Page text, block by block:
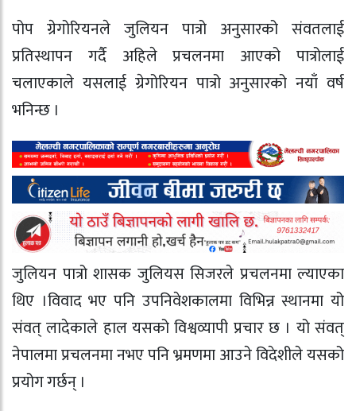
पोप ग्रेगोरियनले जुलियन पात्रो अनुसारको संवतलाई
प्रतिस्थापन गर्दै अहिले प्रचलनमा आएको पात्रोलाई
चलाएकाले यसलाई ग्रेगोरियन पात्रो अनुसारको नयाँ वर्ष
भनिन्छ ।
जुलियन पात्रो शासक जुलियस सिजरले प्रचलनमा ल्याएका
थिए ।विवाद भए पनि उपनिवेशकालमा विभिन्न स्थानमा यो
संवत् लादेकाले हाल यसको विश्वव्यापी प्रचार छ । यो संवत्
नेपालमा प्रचलनमा नभए पनि भ्रमणमा आउने विदेशीले यसको
प्रयोग गर्छन् ।